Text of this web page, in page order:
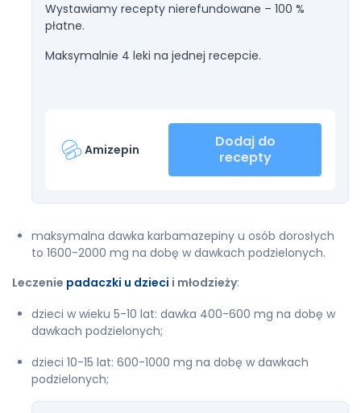
Wystawiamy recepty nierefundowane – 100 %
płatne.
Maksymalnie 4 leki na jednej recepcie.
Amizepin
Dodaj do
recepty
maksymalna dawka karbamazepiny u osób dorosłych
to 1600-2000 mg na dobę w dawkach podzielonych.
Leczenie padaczki u dzieci i młodzieży:
dzieci w wieku 5-10 lat: dawka 400-600 mg na dobę w
dawkach podzielonych;
dzieci 10-15 lat: 600-1000 mg na dobę w dawkach
podzielonych;